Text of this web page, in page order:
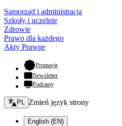
Samorząd i administracja
Szkoły i uczelnie
Zdrowie
Prawo dla każdego
Akty Prawne
Promocje- otwiera się w nowej karcie
Newsletter
Podcasty
Zmień język - bieżący:
PL Zmień język strony
English (EN)